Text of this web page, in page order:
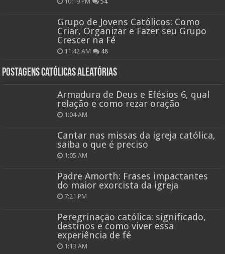
Grupo de Jovens Católicos: Como
Criar, Organizar e Fazer seu Grupo
Crescer na Fé
11:42 AM 48
Postagens católicas aleatórias
Armadura de Deus e Efésios 6, qual
relação e como rezar oração
1:04 AM
Cantar nas missas da igreja católica,
saiba o que é preciso
1:05 AM
Padre Amorth: Frases impactantes
do maior exorcista da igreja
7:21 PM
Peregrinação católica: significado,
destinos e como viver essa
experiência de fé
1:13 AM